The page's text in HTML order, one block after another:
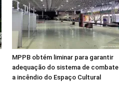
MPPB obtém liminar para garantir
adequação do sistema de combate
a incêndio do Espaço Cultural